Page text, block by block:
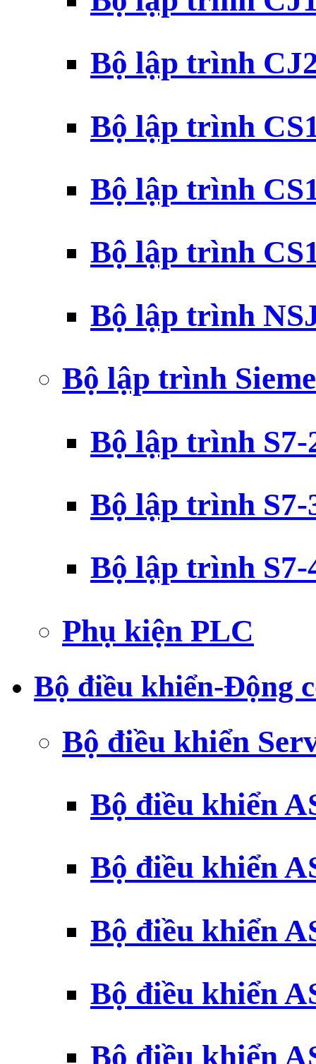
Bộ lập trình
Bộ lập trình
Bộ lập trình
Bộ lập trình
Bộ lập trình
Bộ lập trình
Bộ lập trình S7-
Bộ lập trình S7-
Bộ lập trình S7-
Phụ kiện PLC
Bộ điều khiển-Động
Bộ điều khiển
Bộ điều khiển
Bộ điều khiển
Bộ điều khiển
Bộ điều khiển
Bộ điều khiển